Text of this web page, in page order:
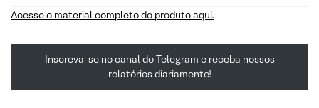
Acesse o material completo do produto aqui.
Inscreva-se no canal do Telegram e receba nossos
relatórios diariamente!